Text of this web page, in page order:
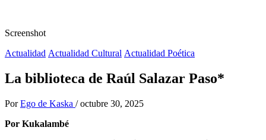
Screenshot
Actualidad Actualidad Cultural Actualidad Poética
La biblioteca de Raúl Salazar Paso*
Por Ego de Kaska / octubre 30, 2025
Por Kukalambé